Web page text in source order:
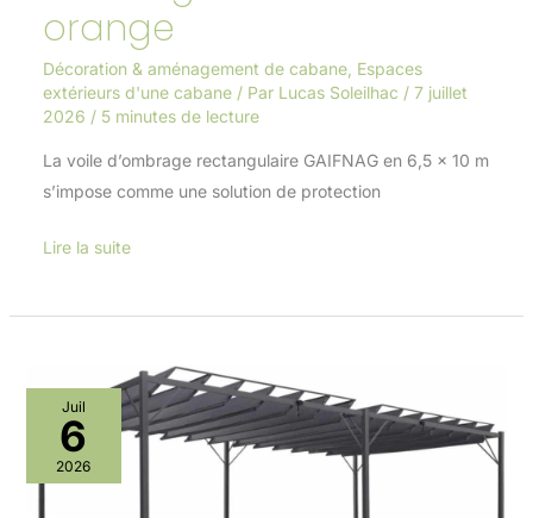
orange
Décoration & aménagement de cabane, Espaces
extérieurs d'une cabane/ Par Lucas Soleilhac / 7 juillet
2026 / 5 minutes de lecture
La voile d’ombrage rectangulaire GAIFNAG en 6,5 x 10 m
s’impose comme une solution de protection
Lire la suite
Juil
6
2026
Test
pergola